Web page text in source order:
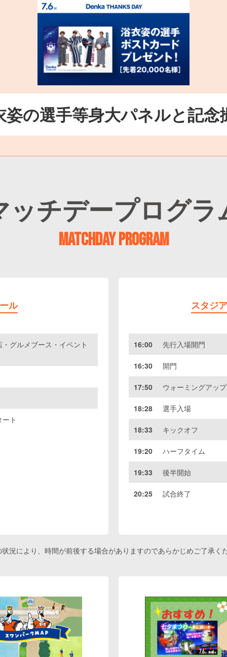
姿の選手等身大パネルと記念
ッチデープログラ
MATCHDAY PROGRAM
ル
グルメブース・イベント
ト
スタジ
16:00 先行入場開門
16:30 開門
17:50 ウォーミングアッ
18:28 選手入場
18:33 キックオフ
19:20 ハーフタイム
19:33 後半開始
20:25 試合終了
況により、時間が前後する場合がありますのであらかじめご了承く